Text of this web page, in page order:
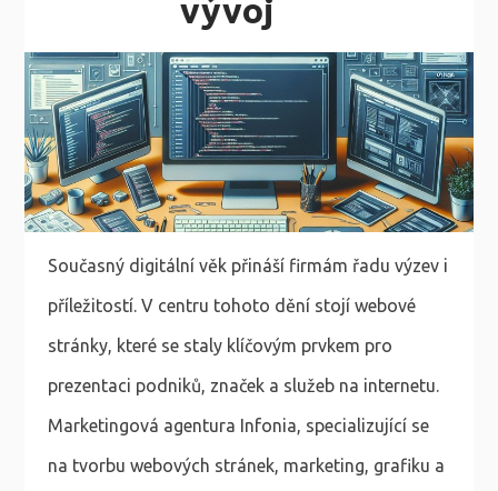
vývoj
Současný digitální věk přináší firmám řadu výzev i
příležitostí. V centru tohoto dění stojí webové
stránky, které se staly klíčovým prvkem pro
prezentaci podniků, značek a služeb na internetu.
Marketingová agentura Infonia, specializující se
na tvorbu webových stránek, marketing, grafiku a